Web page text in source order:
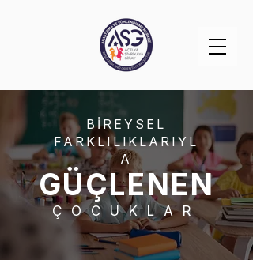
BİREYSEL
FARKLILIKLARIYL
A
GÜÇLENEN
ÇOCUKLAR